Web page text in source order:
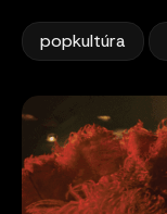
popkultúra